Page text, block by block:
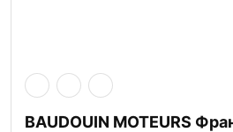
BAUDOUIN MOTEURS